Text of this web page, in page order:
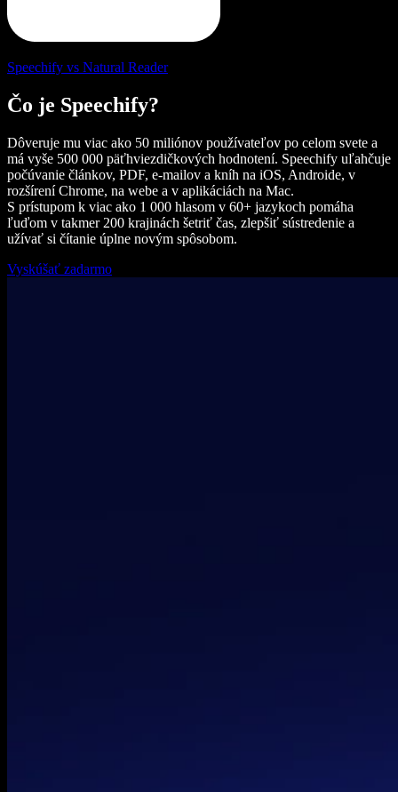
Speechify vs Natural Reader
Čo je Speechify?
Dôveruje mu viac ako 50 miliónov používateľov po celom svete a
má vyše 500 000 päťhviezdičkových hodnotení. Speechify uľahčuje
počúvanie článkov, PDF, e-mailov a kníh na iOS, Androide, v
rozšírení Chrome, na webe a v aplikáciách na Mac.
S prístupom k viac ako 1 000 hlasom v 60+ jazykoch pomáha
ľuďom v takmer 200 krajinách šetriť čas, zlepšiť sústredenie a
užívať si čítanie úplne novým spôsobom.
Vyskúšať zadarmo